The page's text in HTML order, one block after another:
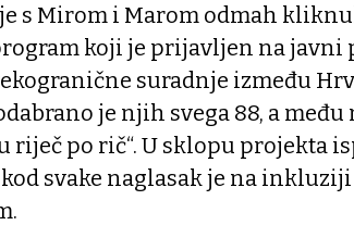
s Mirom i Marom odmah
koji je prijavljen na javni
suradnje između
je njih svega 88, a
riječ po rič“. U sklopu projekta
svake naglasak je na